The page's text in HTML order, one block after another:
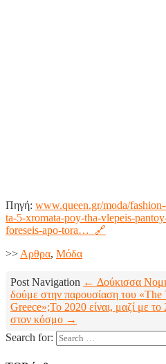
Πηγή: www.queen.gr/moda/
ta-5-xromata-poy-tha-vlepeis-
foreseis-apo-tora… 🔗
>> Aρθρα, Μόδα
Post Navigation ← Δούκισσα
δούμε στην παρουσίαση του «The
Greece»;Το 2020 είναι, μαζί με το
στον κόσμο →
Search for: